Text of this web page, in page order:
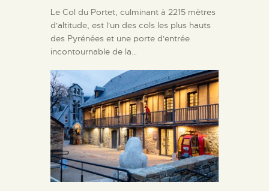
Le Col du Portet, culminant à 2215 mètres
d'altitude, est l'un des cols les plus hauts
des Pyrénées et une porte d'entrée
incontournable de la…